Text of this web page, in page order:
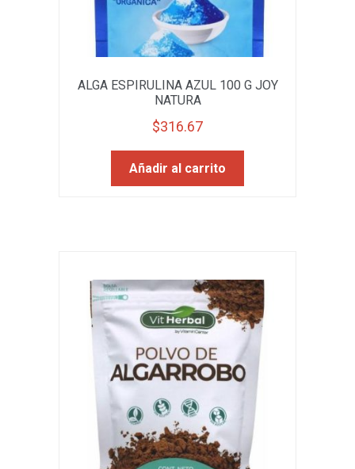
ALGA ESPIRULINA AZUL 100 G JOY
NATURA
$316.67
Añadir al carrito